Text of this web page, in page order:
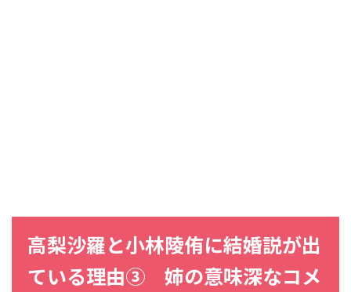
高梨沙羅と小林陵侑に結婚説が出
ている理由③ 姉の意味深なコメ